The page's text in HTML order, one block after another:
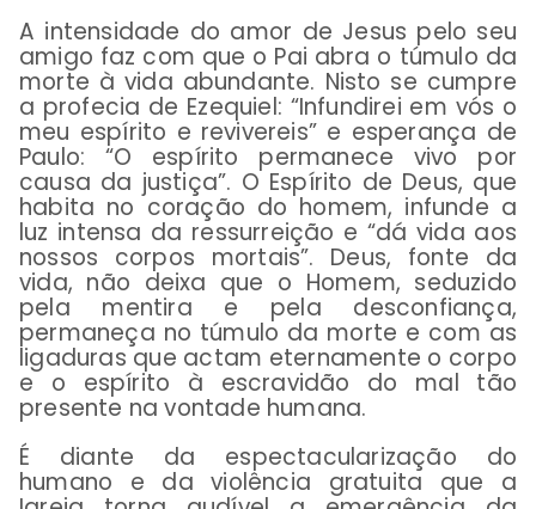
A intensidade do amor de Jesus pelo seu
amigo faz com que o Pai abra o túmulo da
morte à vida abundante. Nisto se cumpre
a profecia de Ezequiel: “Infundirei em vós o
meu espírito e revivereis” e esperança de
Paulo: “O espírito permanece vivo por
causa da justiça”. O Espírito de Deus, que
habita no coração do homem, infunde a
luz intensa da ressurreição e “dá vida aos
nossos corpos mortais”. Deus, fonte da
vida, não deixa que o Homem, seduzido
pela mentira e pela desconfiança,
permaneça no túmulo da morte e com as
ligaduras que actam eternamente o corpo
e o espírito à escravidão do mal tão
presente na vontade humana.
É diante da espectacularização do
humano e da violência gratuita que a